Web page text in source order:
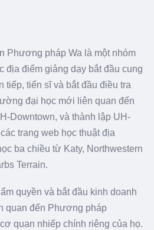
Phương pháp Wa là một nhóm
địa điểm giảng dạy bắt đầu cung
tiếp, tiến sĩ và bắt đầu điều tra
đại học mới liên quan đến
Downtown, và thành lập UH-
trang web học thuật địa
ba chiều từ Katy, Northwestern
Terrain.
quyền và bắt đầu kinh doanh
quan đến Phương pháp
quan nhiếp chính riêng của họ.